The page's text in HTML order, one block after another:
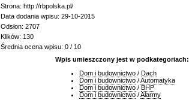
Strona: http://rbpolska.pl/
Data dodania wpisu: 29-10-2015
Odsłon: 2707
Klików: 130
Średnia ocena wpisu: 0 / 10
Wpis umieszczony jest w podkategoriach:
Dom i budownictwo / Dach
Dom i budownictwo /Automatyka
Dom i budownictwo / BHP
Dom i budownictwo /Alarmy